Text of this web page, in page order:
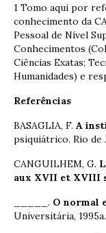
1 Tomo aqui por
conhecimento da
Pessoal de Nível
Conhecimentos
Ciências Exatas;
Humanidades) e
Referências
BASAGLIA, F. A
psiquiátrico. Rio de
CANGUILHEM, G.
aux XVII et XVIII
_____. O normal
Universitária, 1995a.